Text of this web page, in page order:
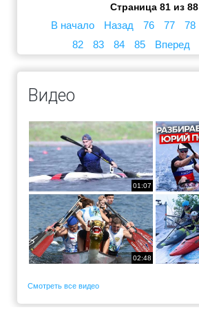
Страница 81 из 88
В начало Назад 76 77 78
82
83 84 85 Вперед
Видео
01:07
02:48
Смотреть все видео